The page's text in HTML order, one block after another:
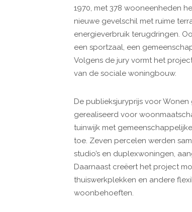
1970, met 378 wooneenheden
nieuwe gevelschil met ruime
energieverbruik terugdringen.
een sportzaal, een
Volgens de jury vormt het
van de sociale woningbouw.
De publieksjuryprijs voor
gerealiseerd voor
tuinwijk met
toe. Zeven percelen werden
studio’s en duplexwoningen,
Daarnaast creëert het project
thuiswerkplekken en andere
woonbehoeften.